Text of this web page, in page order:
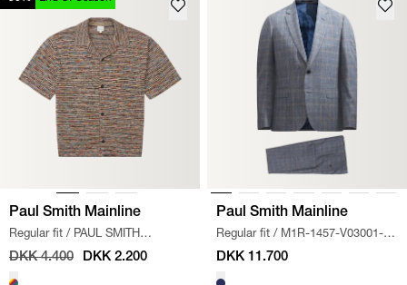
Paul Smith Mainline
Regular fit / PAUL SMITH
MAINLINE MULTI SHIRT / MULTI
DKK 4.400 DKK 2.200
Paul Smith Mainline
Regular fit / M1R-1457-V03001-43
HABIT / BLÅ
DKK 11.700